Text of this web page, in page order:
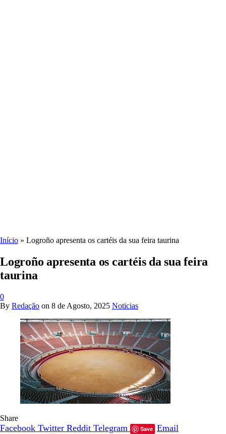
Início » Logroño apresenta os cartéis da sua feira taurina
Logroño apresenta os cartéis da sua feira
taurina
0
By Redação on 8 de Agosto, 2025 Noticias
Share
Facebook Twitter Reddit Telegram Save Email